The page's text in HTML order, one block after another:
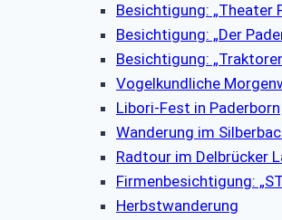
Besichtigung: „Theater
Besichtigung: „Der
Besichtigung:
Vogelkundliche
Libori-Fest in Paderborn
Wanderung im
Radtour im Delbrücker
Firmenbesichtigung:
Herbstwanderung